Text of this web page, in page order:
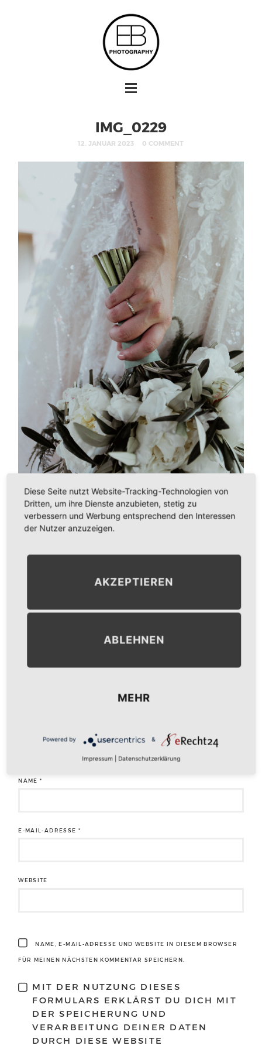
IMG_0229
12. JANUAR 2023 0 COMMENT
PREVIOUS IMAGE
LEAVE A COMMENT
NAME*
E-MAIL-ADRESSE *
WEBSITE
NAME, E-MAIL-ADRESSE UND WEBSITE IN DIESEM BROWSER
FÜR MEINEN NÄCHSTEN KOMMENTAR SPEICHERN.
MIT DER NUTZUNG DIESES
FORMULARS ERKLÄRST DU DICH MIT
DER SPEICHERUNG UND
VERARBEITUNG DEINER DATEN
DURCH DIESE WEBSITE
Diese Seite nutzt Website-Tracking-Technologien von
Dritten, um ihre Dienste anzubieten, stetig zu
verbessern und Werbung entsprechend den Interessen
der Nutzer anzuzeigen.
AKZEPTIEREN
ABLEHNEN
MEHR
Powered by &
Impressum Datenschutzerklärung